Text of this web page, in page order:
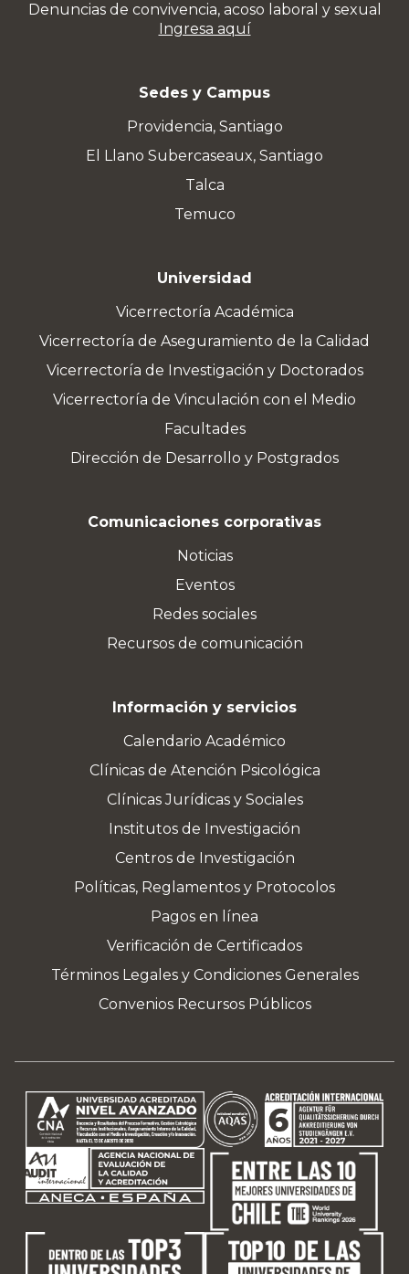
Denuncias de convivencia, acoso laboral y sexual
Ingresa aquí
Sedes y Campus
Providencia, Santiago
El Llano Subercaseaux, Santiago
Talca
Temuco
Universidad
Vicerrectoría Académica
Vicerrectoría de Aseguramiento de la Calidad
Vicerrectoría de Investigación y Doctorados
Vicerrectoría de Vinculación con el Medio
Facultades
Dirección de Desarrollo y Postgrados
Comunicaciones corporativas
Noticias
Eventos
Redes sociales
Recursos de comunicación
Información y servicios
Calendario Académico
Clínicas de Atención Psicológica
Clínicas Jurídicas y Sociales
Institutos de Investigación
Centros de Investigación
Políticas, Reglamentos y Protocolos
Pagos en línea
Verificación de Certificados
Términos Legales y Condiciones Generales
Convenios Recursos Públicos